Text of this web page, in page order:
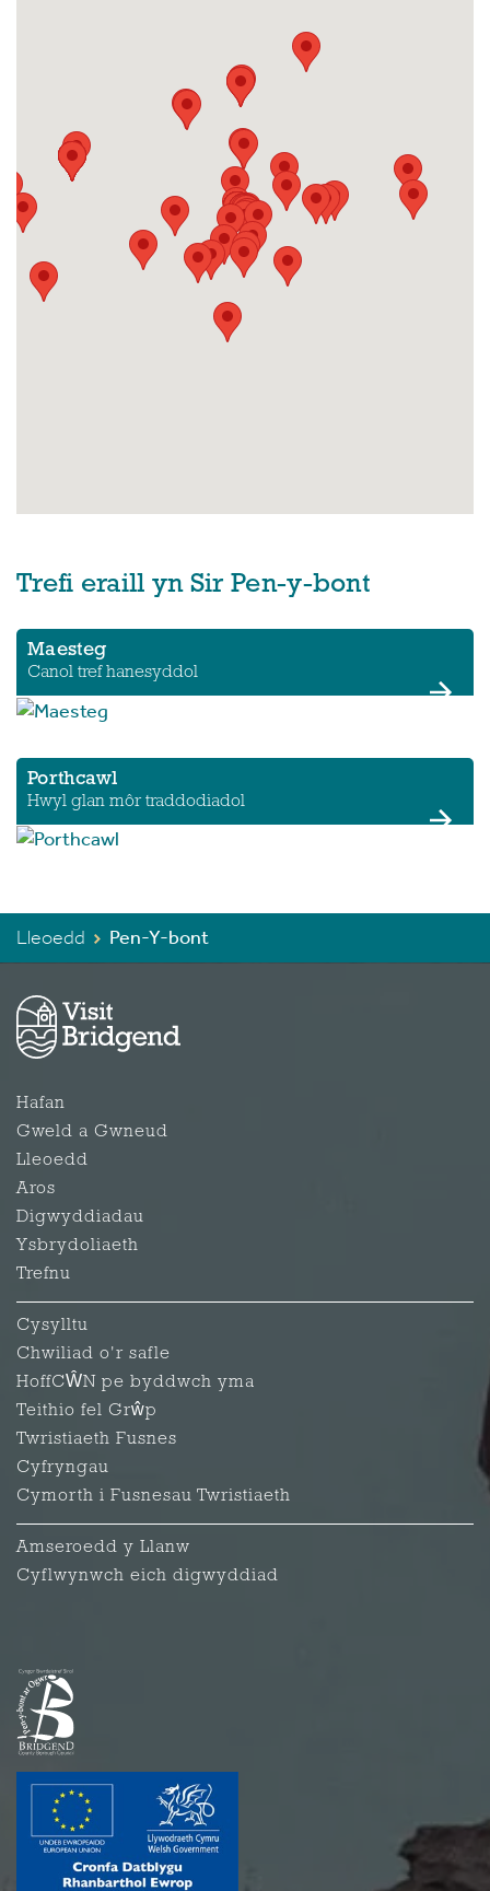
Trefi eraill yn Sir Pen-y-bont
Maesteg
Canol tref hanesyddol
Porthcawl
Hwyl glan môr traddodiadol
Lleoedd Pen-Y-bont
Hafan
Gweld a Gwneud
Lleoedd
Aros
Digwyddiadau
Ysbrydoliaeth
Trefnu
Cysylltu
Chwiliad o'r safle
HoffCŴN pe byddwch yma
Teithio fel Grŵp
Twristiaeth Fusnes
Cyfryngau
Cymorth i Fusnesau Twristiaeth
Amseroedd y Llanw
Cyflwynwch eich digwyddiad